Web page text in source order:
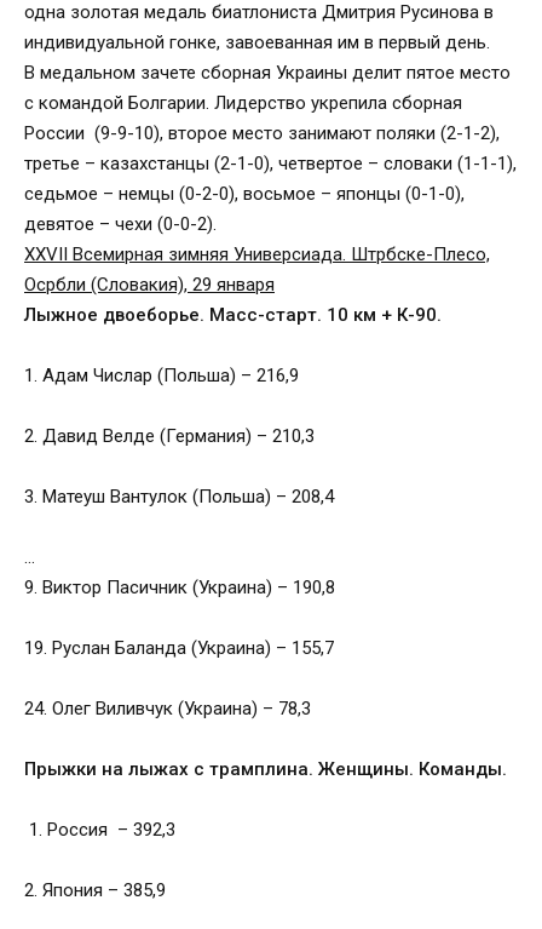
одна золотая медаль биатлониста Дмитрия Русинова в
индивидуальной гонке, завоеванная им в первый день.
В медальном зачете сборная Украины делит пятое место
с командой Болгарии. Лидерство укрепила сборная
России (9-9-10), второе место занимают поляки (2-1-2),
третье – казахстанцы (2-1-0), четвертое – словаки (1-1-1),
седьмое – немцы (0-2-0), восьмое – японцы (0-1-0),
девятое – чехи (0-0-2).
XXVII Всемирная зимняя Универсиада. Штрбске-Плесо,
Осрбли (Словакия), 29 января
Лыжное двоеборье. Масс-старт. 10 км + К-90.
1. Адам Числар (Польша) – 216,9
2. Давид Велде (Германия) – 210,3
3. Матеуш Вантулок (Польша) – 208,4
…
9. Виктор Пасичник (Украина) – 190,8
19. Руслан Баланда (Украина) – 155,7
24. Олег Виливчук (Украина) – 78,3
Прыжки на лыжах с трамплина. Женщины. Команды.
1. Россия – 392,3
2. Япония – 385,9